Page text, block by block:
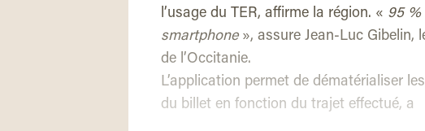
l’usage du TER, affirme la région. « 95 %
smartphone», assure Jean-Luc Gibelin,
de l’Occitanie.
L’application permet de dématérialiser
du billet en fonction du trajet effectué, a